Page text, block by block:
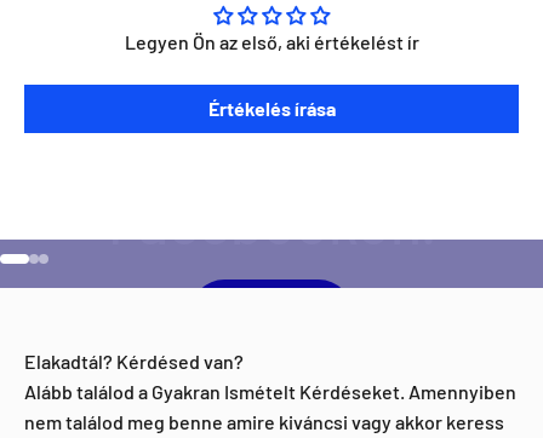
Legyen Ön az első, aki értékelést ír
Értékelés írása
Szeretnéd ha napra kész lennél minden Direct Darts
aktivitással kapcsolatban?
Elakadtál? Kérdésed van?
Alább találod a Gyakran Ismételt Kérdéseket. Amennyiben
nem találod meg benne amire kiváncsi vagy akkor keress